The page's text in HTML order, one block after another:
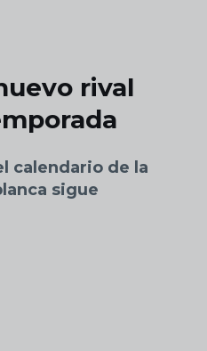
rival
calendario de la
sigue